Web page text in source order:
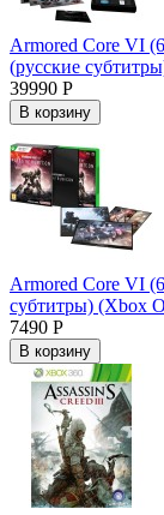
Armored Core VI
(русские
39990 Р
В корзину
Armored Core VI
субтитры) (Xbox
7490 Р
В корзину